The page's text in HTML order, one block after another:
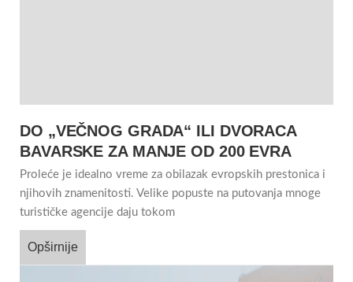
DO „VEČNOG GRADA“ ILI DVORACA
BAVARSKE ZA MANJE OD 200 EVRA
Proleće je idealno vreme za obilazak evropskih prestonica i
njihovih znamenitosti. Velike popuste na putovanja mnoge
turističke agencije daju tokom
Opširnije